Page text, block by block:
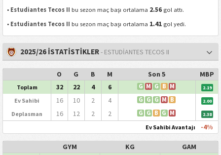
• Estudiantes Tecos II bu sezon maç başı ortalama 2.56 gol attı.
• Estudiantes Tecos II bu sezon maç başı ortalama 1.41 gol yedi.
2025/26 İSTATİSTİKLER- ESTUDIANTES TECOS II
O G B M Son 5 MBP
Toplam 32 22 4 6 G M G B M 2.19
Ev Sahibi 16 10 2 4 G G G M B 2.00
Deplasman 16 12 2 2 G G B G M 2.38
Ev Sahibi Avantajı -4%
GYM KG GAM